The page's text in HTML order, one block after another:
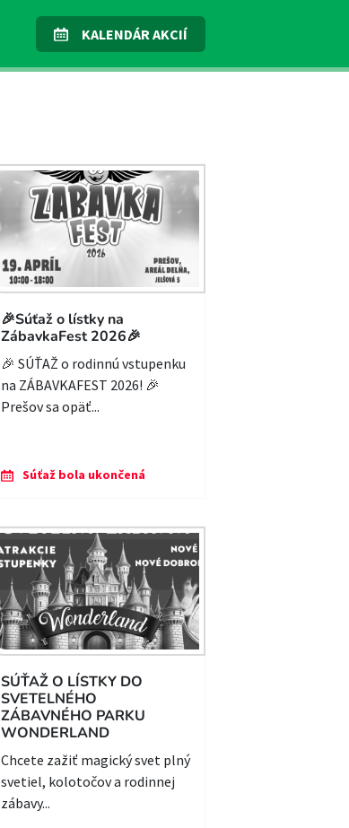
KALENDÁR AKCIÍ
🎉Súťaž o lístky na
ZábavkaFest 2026🎉
🎉 SÚŤAŽ o rodinnú vstupenku
na ZÁBAVKAFEST 2026! 🎉
Prešov sa opäť...
Súťaž bola ukončená
SÚŤAŽ O LÍSTKY DO
SVETELNÉHO
ZÁBAVNÉHO PARKU
WONDERLAND
Chcete zažiť magický svet plný
svetiel, kolotočov a rodinnej
zábavy...